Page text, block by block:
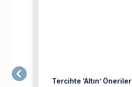
Tercihte ‘Altın’ Öneriler